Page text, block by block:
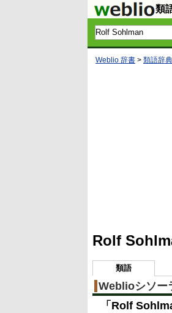
類
Weblio 辞書 > 類語辞典
Rolf
類語
Weblioシソー
「 Rolf